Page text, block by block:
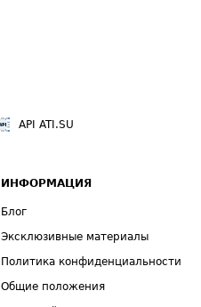
API ATI.SU
ИНФОРМАЦИЯ
Блог
Эксклюзивные материалы
Политика конфиденциальности
Общие положения